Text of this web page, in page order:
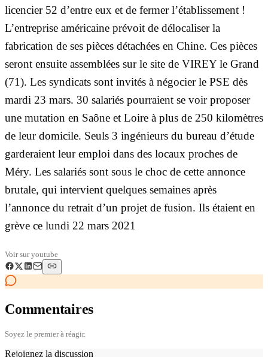
licencier 52 d’entre eux et de fermer l’établissement !
L’entreprise américaine prévoit de délocaliser la
fabrication de ses pièces détachées en Chine. Ces pièces
seront ensuite assemblées sur le site de VIREY le Grand
(71). Les syndicats sont invités à négocier le PSE dès
mardi 23 mars. 30 salariés pourraient se voir proposer
une mutation en Saône et Loire à plus de 250 kilomètres
de leur domicile. Seuls 3 ingénieurs du bureau d’étude
garderaient leur emploi dans des locaux proches de
Méry. Les salariés sont sous le choc de cette annonce
brutale, qui intervient quelques semaines après
l’annonce du retrait d’un projet de fusion. Ils étaient en
grève ce lundi 22 mars 2021
Voir suryoutube
Commentaires
Soyez le premier à réagir.
Rejoignez la discussion